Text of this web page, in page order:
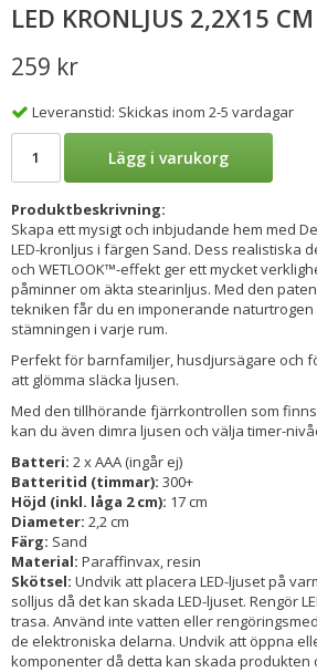
LED KRONLJUS 2,2X15
259 kr
Leveranstid: Skickas inom 2-5 vardagar
Lägg i varukorg
Produktbeskrivning:
Skapa ett mysigt och inbjudande hem med
LED-kronljus i färgen Sand. Dess realistiska
och WETLOOK™-effekt ger ett mycket
påminner om äkta stearinljus. Med den
tekniken får du en imponerande
stämningen i varje rum.
Perfekt för barnfamiljer, husdjursägare och
att glömma släcka ljusen.
Med den tillhörande fjärrkontrollen som
kan du även dimra ljusen och välja timer-
Batteri: 2 x AAA (ingår ej)
Batteritid (timmar): 300+
Höjd (inkl. låga 2 cm): 17 cm
Diameter: 2,2 cm
Färg: Sand
Material: Paraffinvax, resin
Skötsel: Undvik att placera LED-ljuset på
solljus då det kan skada LED-ljuset. Rengör
trasa. Använd inte vatten eller
de elektroniska delarna. Undvik att öppna
komponenter då detta kan skada produkten